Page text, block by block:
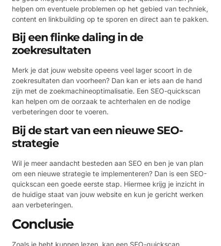
helpen om eventuele problemen op het gebied van techniek,
content en linkbuilding op te sporen en direct aan te pakken.
Bij een flinke daling in de
zoekresultaten
Merk je dat jouw website opeens veel lager scoort in de
zoekresultaten dan voorheen? Dan kan er iets aan de hand
zijn met de zoekmachineoptimalisatie. Een SEO-quickscan
kan helpen om de oorzaak te achterhalen en de nodige
verbeteringen door te voeren.
Bij de start van een nieuwe SEO-
strategie
Wil je meer aandacht besteden aan SEO en ben je van plan
om een nieuwe strategie te implementeren? Dan is een SEO-
quickscan een goede eerste stap. Hiermee krijg je inzicht in
de huidige staat van jouw website en kun je gericht werken
aan verbeteringen.
Conclusie
Zoals je hebt kunnen lezen, kan een SEO-quickscan,